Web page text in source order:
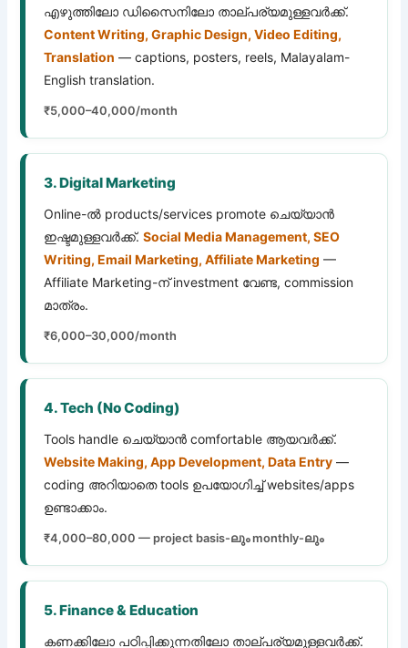
എഴുത്തിലോ ഡിസൈനിലോ താല്പര്യമുള്ളവർക്ക്.
Content Writing, Graphic Design, Video Editing,
Translation — captions, posters, reels, Malayalam-
English translation.
₹5,000–40,000/month
3. Digital Marketing
Online-ൽ products/services promote ചെയ്യാൻ
ഇഷ്ടമുള്ളവർക്ക്.Social Media Management, SEO
Writing, Email Marketing, Affiliate Marketing —
Affiliate Marketing-ന് investment വേണ്ട, commission
മാത്രം.
₹6,000–30,000/month
4. Tech (No Coding)
Tools handle ചെയ്യാൻ comfortable ആയവർക്ക്.
Website Making, App Development, Data Entry —
coding അറിയാതെ tools ഉപയോഗിച്ച് websites/apps
ഉണ്ടാക്കാം.
₹4,000–80,000 — project basis-ലും monthly-ലും
5. Finance & Education
കണക്കിലോ പഠിപ്പിക്കുന്നതിലോ താല്പര്യമുള്ളവർക്ക്.